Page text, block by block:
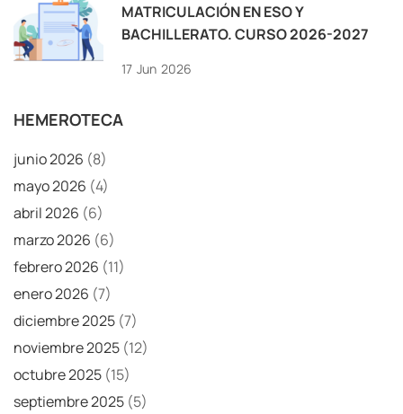
MATRICULACIÓN EN ESO Y
BACHILLERATO. CURSO 2026-2027
17 Jun 2026
HEMEROTECA
junio 2026 (8)
mayo 2026 (4)
abril 2026 (6)
marzo 2026 (6)
febrero 2026 (11)
enero 2026 (7)
diciembre 2025 (7)
noviembre 2025 (12)
octubre 2025 (15)
septiembre 2025 (5)